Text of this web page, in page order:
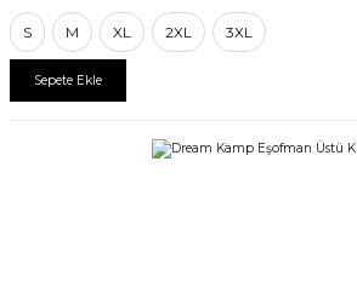
S M XL 2XL 3XL
Sepete Ekle